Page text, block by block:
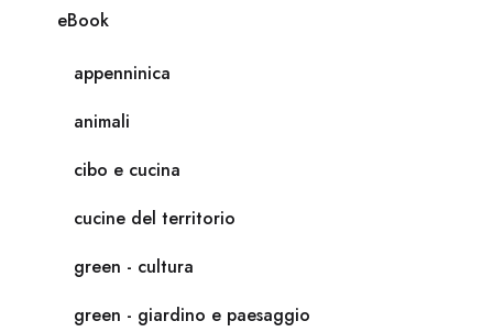
eBook
appenninica
animali
cibo e cucina
cucine del territorio
green - cultura
green - giardino e paesaggio